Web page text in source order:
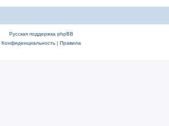
Русская поддержка phpBB
Конфиденциальность| Правила